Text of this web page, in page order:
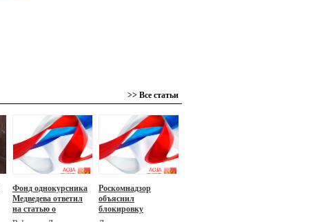
>> Все статьи
Фонд однокурсника
Медведева ответил
на статью о
«ривьере» для
Роскомнадзор
объяснил
блокировку
«Компромат.ру»